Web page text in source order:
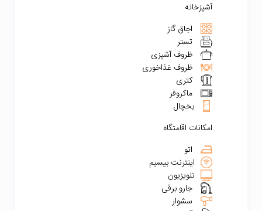
آشپزخانه
اجاق گاز
تستر
ظروف آشپزی
ظروف غذاخوری
کتری
ماکروفر
یخچال
امکانات اقامتگاه
اتو
اینترنت بیسیم
تلویزیون
جارو برقی
سشوار